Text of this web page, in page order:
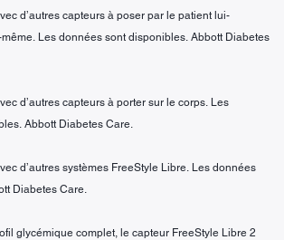
d’autres capteurs à poser par le patient lui-
Les données sont disponibles. Abbott Diabetes
d’autres capteurs à porter sur le corps. Les
Abbott Diabetes Care.
d’autres systèmes FreeStyle Libre. Les données
Diabetes Care.
glycémique complet, le capteur FreeStyle Libre 2